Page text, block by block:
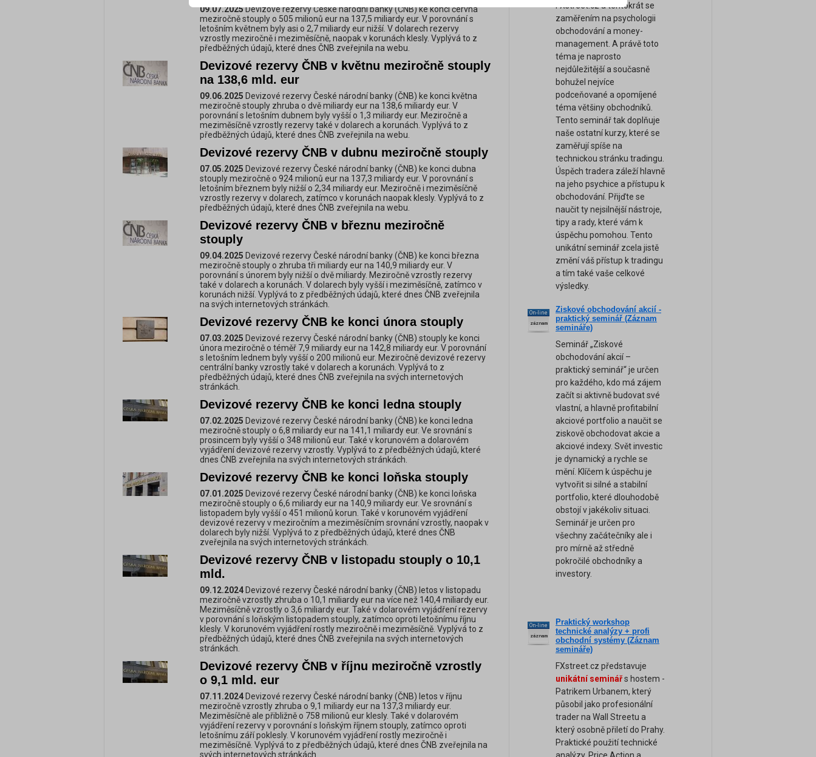
09.07.2025Devizové rezervy České národní banky (ČNB) ke konci června
meziročně stouply o 505 milionů eur na 137,5 miliardy eur. V porovnání s
letošním květnem byly asi o 2,7 miliardy eur nižší. V dolarech rezervy
vzrostly meziročně i meziměsíčně, naopak v korunách klesly. Vyplývá to z
předběžných údajů, které dnes ČNB zveřejnila na webu.
Devizové rezervy ČNB v květnu meziročně stouply
na 138,6 mld. eur
09.06.2025 Devizové rezervy České národní banky (ČNB) ke konci května
meziročně stouply zhruba o dvě miliardy eur na 138,6 miliardy eur. V
porovnání s letošním dubnem byly vyšší o 1,3 miliardy eur. Meziročně a
meziměsíčně vzrostly rezervy také v dolarech a korunách. Vyplývá to z
předběžných údajů, které dnes ČNB zveřejnila na webu.
Devizové rezervy ČNB v dubnu meziročně stouply
07.05.2025 Devizové rezervy České národní banky (ČNB) ke konci dubna
stouply meziročně o 924 milionů eur na 137,3 miliardy eur. V porovnání s
letošním březnem byly nižší o 2,34 miliardy eur. Meziročně i meziměsíčně
vzrostly rezervy v dolarech, zatímco v korunách naopak klesly. Vyplývá to z
předběžných údajů, které dnes ČNB zveřejnila na webu.
Devizové rezervy ČNB v březnu meziročně
stouply
09.04.2025 Devizové rezervy České národní banky (ČNB) ke konci března
meziročně stouply o zhruba tři miliardy eur na 140,9 miliardy eur. V
porovnání s únorem byly nižší o dvě miliardy. Meziročně vzrostly rezervy
také v dolarech a korunách. V dolarech byly vyšší i meziměsíčně, zatímco v
korunách nižší. Vyplývá to z předběžných údajů, které dnes ČNB zveřejnila
na svých internetových stránkách.
Devizové rezervy ČNB ke konci února stouply
07.03.2025 Devizové rezervy České národní banky (ČNB) stouply ke konci
února meziročně o téměř 7,9 miliardy eur na 142,8 miliardy eur. V porovnání
s letošním lednem byly vyšší o 200 milionů eur. Meziročně devizové rezervy
centrální banky vzrostly také v dolarech a korunách. Vyplývá to z
předběžných údajů, které dnes ČNB zveřejnila na svých internetových
stránkách.
Devizové rezervy ČNB ke konci ledna stouply
07.02.2025 Devizové rezervy České národní banky (ČNB) ke konci ledna
meziročně stouply o 6,8 miliardy eur na 141,1 miliardy eur. Ve srovnání s
prosincem byly vyšší o 348 milionů eur. Také v korunovém a dolarovém
vyjádření devizové rezervy vzrostly. Vyplývá to z předběžných údajů, které
dnes ČNB zveřejnila na svých internetových stránkách.
Devizové rezervy ČNB ke konci loňska stouply
07.01.2025 Devizové rezervy České národní banky (ČNB) ke konci loňska
meziročně stouply o 6,6 miliardy eur na 140,9 miliardy eur. Ve srovnání s
listopadem byly vyšší o 451 milionů korun. Také v korunovém vyjádření
devizové rezervy v meziročním a meziměsíčním srovnání vzrostly, naopak v
dolarech byly nižší. Vyplývá to z předběžných údajů, které dnes ČNB
zveřejnila na svých internetových stránkách.
Devizové rezervy ČNB v listopadu stouply o 10,1
mld.
09.12.2024 Devizové rezervy České národní banky (ČNB) letos v listopadu
meziročně vzrostly zhruba o 10,1 miliardy eur na více než 140,4 miliardy eur.
Meziměsíčně vzrostly o 3,6 miliardy eur. Také v dolarovém vyjádření rezervy
v porovnání s loňským listopadem stouply, zatímco oproti letošnímu říjnu
klesly. V korunovém vyjádření rostly meziročně i meziměsíčně. Vyplývá to z
předběžných údajů, které dnes ČNB zveřejnila na svých internetových
stránkách.
Devizové rezervy ČNB v říjnu meziročně vzrostly
o 9,1 mld. eur
07.11.2024 Devizové rezervy České národní banky (ČNB) letos v říjnu
meziročně vzrostly zhruba o 9,1 miliardy eur na 137,3 miliardy eur.
Meziměsíčně ale přibližně o 758 milionů eur klesly. Také v dolarovém
vyjádření rezervy v porovnání s loňským říjnem stouply, zatímco oproti
letošnímu září poklesly. V korunovém vyjádření rostly meziročně i
meziměsíčně. Vyplývá to z předběžných údajů, které dnes ČNB zveřejnila na
svých internetových stránkách.
FXstreet.cz a tentokrát se
zaměřením na psychologii
obchodování a money-
management. A právě toto
téma je naprosto
nejdůležitější a současně
bohužel nejvíce
podceňované a opomíjené
téma většiny obchodníků.
Tento seminář tak doplňuje
naše ostatní kurzy, které se
zaměřují spíše na
technickou stránku tradingu.
Úspěch tradera záleží hlavně
na jeho psychice a přístupu k
obchodování. Přijďte se
naučit ty nejsilnější nástroje,
tipy a rady, které vám k
úspěchu pomohou. Tento
unikátní seminář zcela jistě
změní váš přístup k tradingu
a tím také vaše celkové
výsledky.
On-line
záznam
Ziskové obchodování akcií -
praktický seminář (Záznam
semináře)
Seminář „Ziskové
obchodování akcií –
praktický seminář“ je určen
pro každého, kdo má zájem
začít si aktivně budovat své
vlastní, a hlavně profitabilní
akciové portfolio a naučit se
ziskově obchodovat akcie a
akciové indexy. Svět investic
je dynamický a rychle se
mění. Klíčem k úspěchu je
vytvořit si silné a stabilní
portfolio, které dlouhodobě
obstojí v jakékoliv situaci.
Seminář je určen pro
všechny začátečníky ale i
pro mírně až středně
pokročilé obchodníky a
investory.
On-line
záznam
Praktický workshop
technické analýzy + profi
obchodní systémy (Záznam
semináře)
FXstreet.cz představuje
unikátní seminářs hostem -
Patrikem Urbanem, který
působil jako profesionální
trader na Wall Streetu a
který osobně přiletí do Prahy.
Praktické použití technické